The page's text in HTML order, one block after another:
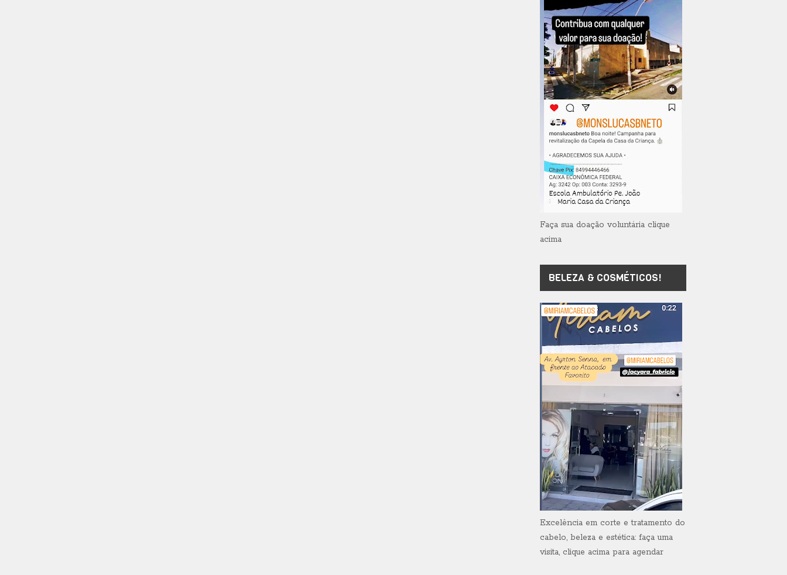
Faça sua doação voluntária clique
acima
BELEZA & COSMÉTICOS!
Excelência em corte e tratamento do
cabelo, beleza e estética: faça uma
visita, clique acima para agendar